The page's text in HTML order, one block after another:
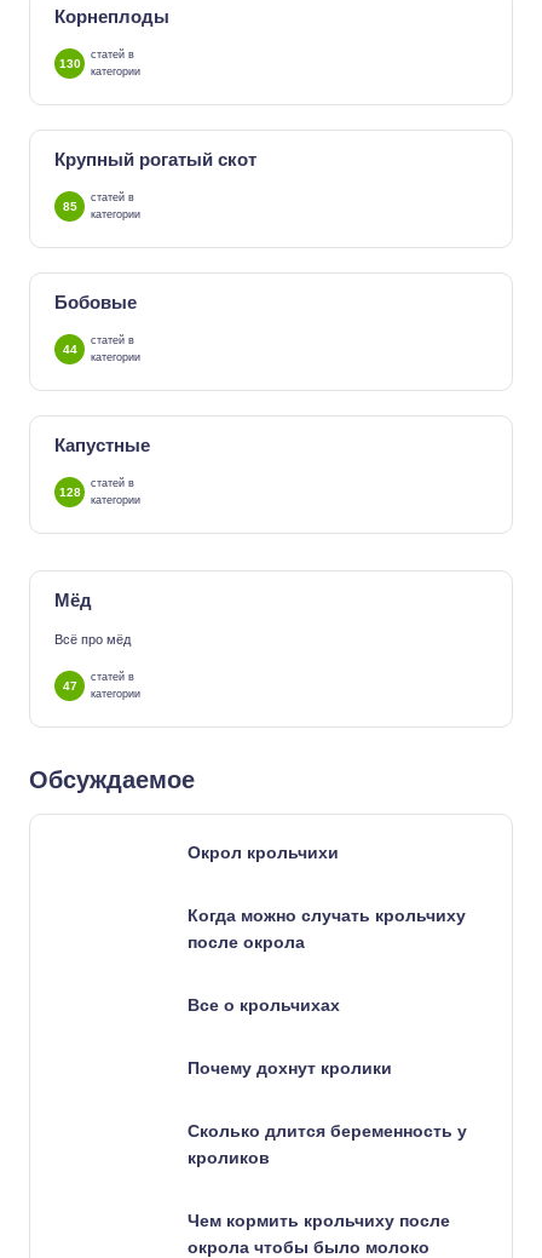
Корнеплоды
130
статей в
категории
Крупный рогатый скот
85
статей в
категории
Бобовые
44
статей в
категории
Капустные
128
статей в
категории
Мёд
Всё про мёд
47
статей в
категории
Обсуждаемое
Окрол крольчихи
Когда можно случать крольчиху
после окрола
Все о крольчихах
Почему дохнут кролики
Сколько длится беременность у
кроликов
Чем кормить крольчиху после
окрола чтобы было молоко